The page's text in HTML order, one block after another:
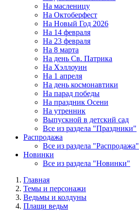
На масленицу
На Октоберфест
На Новый Год 2026
На 14 февраля
На 23 февраля
На 8 марта
На день Св. Патрика
На Хэллоуин
На 1 апреля
На день космонавтики
На парад победы
На праздник Осени
На утренник
Выпускной в детский сад
Все из раздела "Праздники"
Распродажа
Все из раздела "Распродажа"
Новинки
Все из раздела "Новинки"
Главная
Темы и персонажи
Ведьмы и колдуны
Плащи ведьм